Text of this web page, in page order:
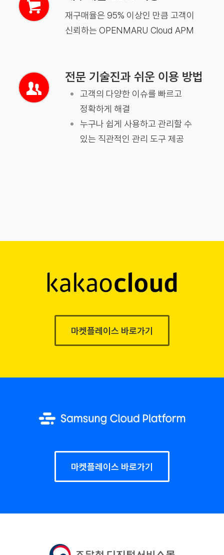
재구매율은 95% 이상인 만큼 고객이
신뢰하는 OPENMARU Cloud APM
전문 기술진과 쉬운 이용 방법
고객의 다양한 이슈를 빠르고
정확하게 해결
누구나 쉽게 사용하고 관리할 수
있는 직관적인 관리 도구 제공
마켓플레이스 바로가기
마켓플레이스 바로가기